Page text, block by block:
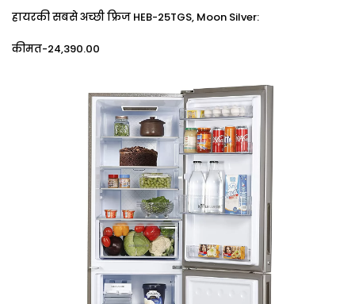
हायरकी सबसे अच्छी फ्रिज HEB-25TGS, Moon Silver:
कीमत-₹24,390.00